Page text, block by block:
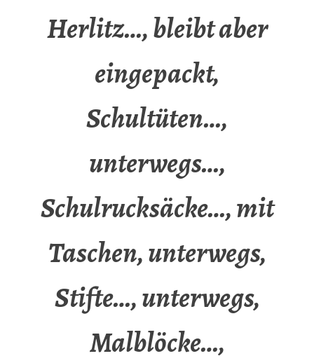
Herlitz…, bleibt aber
eingepackt,
Schultüten…,
unterwegs…,
Schulrucksäcke…, mit
Taschen, unterwegs,
Stifte…, unterwegs,
Malblöcke…,